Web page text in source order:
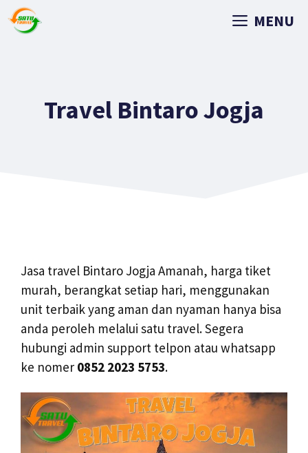
MENU
Travel Bintaro Jogja
Jasa travel Bintaro Jogja Amanah, harga tiket
murah, berangkat setiap hari, menggunakan
unit terbaik yang aman dan nyaman hanya bisa
anda peroleh melalui satu travel. Segera
hubungi admin support telpon atau whatsapp
ke nomer 0852 2023 5753.